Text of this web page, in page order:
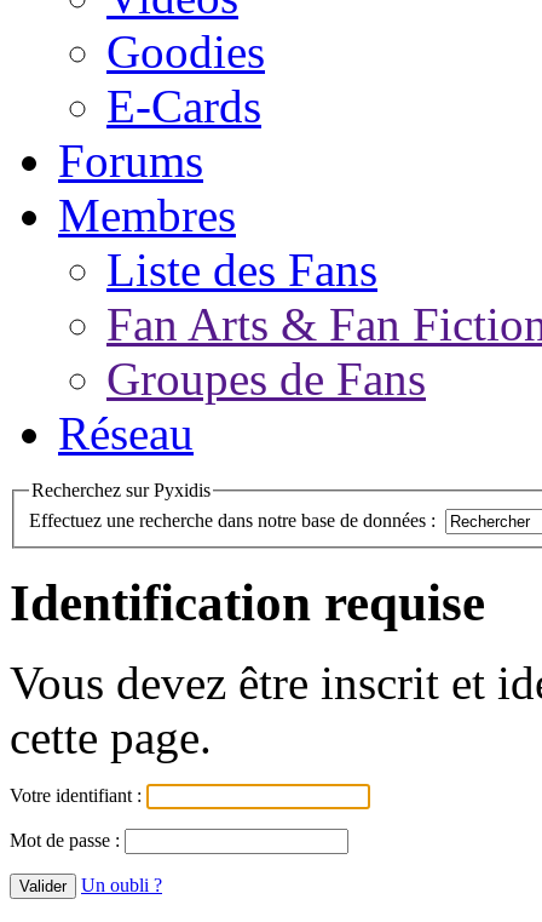
Goodies
E-Cards
Forums
Membres
Liste des Fans
Fan Arts & Fan
Groupes de Fans
Réseau
Recherchez sur Pyxidis
Effectuez une recherche dans notre base de données :
Identification requise
Vous devez être inscrit et
cette page.
Votre identifiant :
Mot de passe :
Un oubli ?